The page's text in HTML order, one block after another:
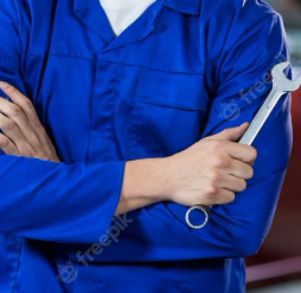
Árban többre számítottam, nagyon
családoknak
(kb.